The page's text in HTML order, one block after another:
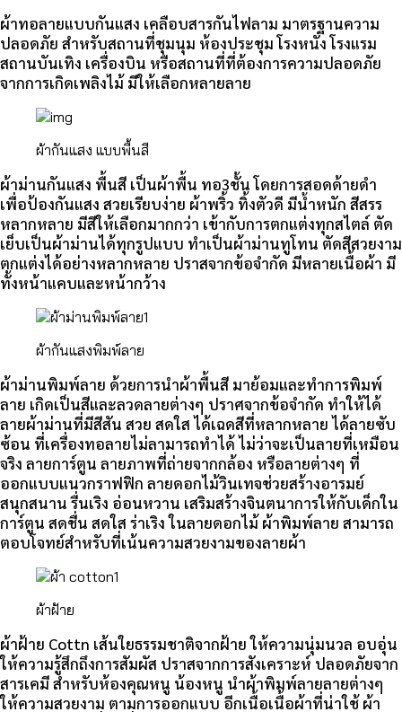
ผ้าทอลายแบบกันแสง เคลือบสารกันไฟลาม มาตรฐานความ
ปลอดภัย สำหรับสถานที่ชุมนุม ห้องประชุม โรงหนัง โรงแรม
สถานบันเทิง เครื่องบิน หรือสถานที่ที่ต้องการความปลอดภัย
จากการเกิดเพลิงไม้ มีให้เลือกหลายลาย
ผ้ากันแสง แบบพื้นสี
ผ้าม่านกันแสง พื้นสี เป็นผ้าพื้น ทอ3ชั้น โดยการสอดด้ายดำ
เพื่อป้องกันแสง สวยเรียบง่าย ผ้าพริ้ว ทิ้งตัวดี มีน้ำหนัก สีสรร
หลากหลาย มีสีให้เลือกมากกว่า เข้ากับการตกแต่งทุกสไตล์ ตัด
เย็บเป็นผ้าม่านได้ทุกรูปแบบ ทำเป็นผ้าม่านทูโทน ตัดสีสวยงาม
ตกแต่งได้อย่างหลากหลาย ปราสจากข้อจำกัด มีหลายเนื้อผ้า มี
ทั้งหน้าแคบและหน้ากว้าง
ผ้ากันแสงพิมพ์ลาย
ผ้าม่านพิมพ์ลาย ด้วยการนำผ้าพื้นสี มาย้อมและทำการพิมพ์
ลาย เกิดเป็นสีและลวดลายต่างๆ ปราศจากข้อจำกัด ทำให้ได้
ลายผ้าม่านที่มีสีสัน สวย สดใส ได้เฉดสีที่หลากหลาย ได้ลายซับ
ซ้อน ที่เครื่องทอลายไม่ลามารถทำได้ ไม่ว่าจะเป็นลายที่เหมือน
จริง ลายการ์ตูน ลายภาพที่ถ่ายจากกล้อง หรือลายต่างๆ ที่
ออกแบบแนวกราฟฟิก ลายดอกไม้วินเทจช่วยสร้างอารมย์
สนุกสนาน รื่นเริง อ่อนหวาน เสริมสร้างจินตนาการให้กับเด็กใน
การ์ตูน สดชื่น สดใส ร่าเริง ในลายดอกไม้ ผ้าพิมพ์ลาย สามารถ
ตอบโจทย์สำหรับที่เน้นความสวยงามของลายผ้า
ผ้าฝ้าย
ผ้าฝ้าย Cottn เส้นใยธรรมชาติจากฝ้าย ให้ความนุ่มนวล อบอุ่น
ให้ความรู้สึกถึงการสัมผัส ปราสจากการสังเคราะห์ ปลอดภัยจาก
สารเคมี สำหรับห้องคุณหนู น้องหนู นำผ้าพิมพ์ลายลายต่างๆ
ให้ความสวยงาม ตามการออกแบบ อีกเนื้อเนื้อผ้าที่น่าใช้ ผ้า